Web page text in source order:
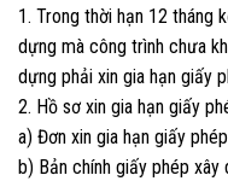
1. Trong thời hạn 12 tháng
dựng mà công trình chưa
dựng phải xin gia hạn giấy
2. Hồ sơ xin gia hạn giấy
a) Đơn xin gia hạn giấy
b) Bản chính giấy phép